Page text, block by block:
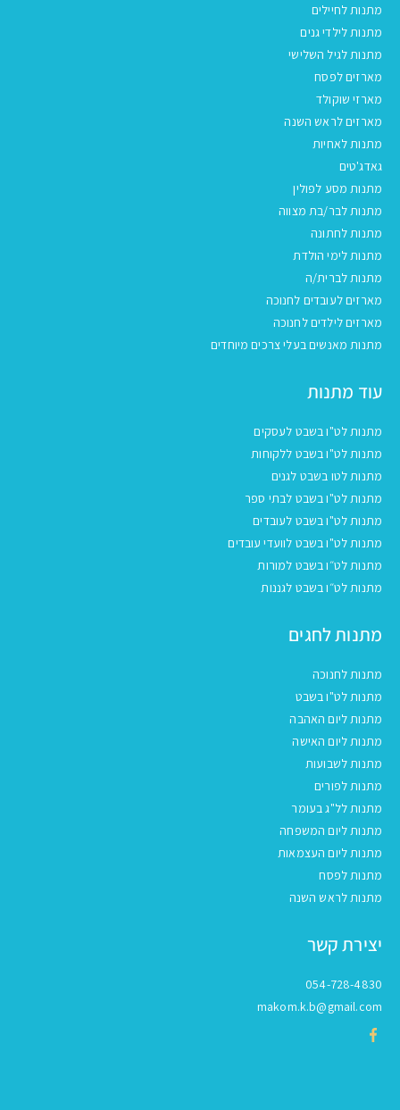
מתנות לחיילים
מתנות לילדי גנים
מתנות לגיל השלישי
מארזים לפסח
מארזי שוקולד
מארזים לראש השנה
מתנות לאחיות
גאדג'טים
מתנות מסע לפולין
מתנות לבר/בת מצווה
מתנות לחתונה
מתנות לימי הולדת
מתנות לברית/ה
מארזים לעובדים לחנוכה
מארזים לילדים לחנוכה
מתנות מאנשים בעלי צרכים מיוחדים
עוד מתנות
מתנות לט"ו בשבט לעסקים
מתנות לט"ו בשבט ללקוחות
מתנות לטו בשבט לגנים
מתנות לט"ו בשבט לבתי ספר
מתנות לט"ו בשבט לעובדים
מתנות לט"ו בשבט לוועדי עובדים
מתנות לט״ו בשבט למורות
מתנות לט״ו בשבט לגננות
מתנות לחגים
מתנות לחנוכה
מתנות לט"ו בשבט
מתנות ליום האהבה
מתנות ליום האישה
מתנות לשבועות
מתנות לפורים
מתנות לל"ג בעומר
מתנות ליום המשפחה
מתנות ליום העצמאות
מתנות לפסח
מתנות לראש השנה
יצירת קשר
054-728-4830
makom.k.b@gmail.com